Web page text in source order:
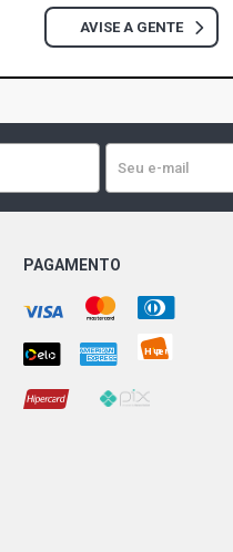
AVISE A GENTE
PAGAMENTO